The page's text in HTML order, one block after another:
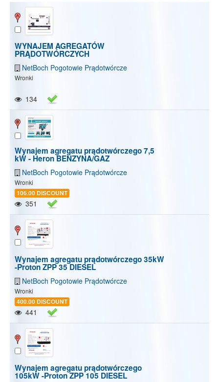
Show/Hide map Show/Hide all
WYNAJEM AGREGATÓW
PRĄDOTWÓRCZYCH
NetBoch Pogotowie Prądotwórcze
Wronki
134
Wynajem agregatu prądotwórczego 7,5
kW - Heron BENZYNA/GAZ
NetBoch Pogotowie Prądotwórcze
Wronki
106.00 DISCOUNT
351
Wynajem agregatu prądotwórczego 35kW
-Proton ZPP 35 DIESEL
NetBoch Pogotowie Prądotwórcze
Wronki
400.00 DISCOUNT
441
Wynajem agregatu prądotwórczego
105kW -Proton ZPP 105 DIESEL